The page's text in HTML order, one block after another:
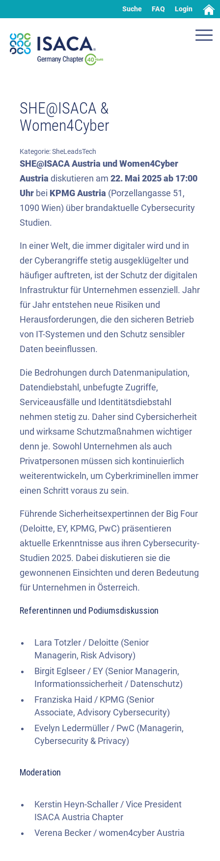
Suche FAQ Login
SHE@ISACA &
Women4Cyber
Kategorie:SheLeadsTech
SHE@ISACA Austria und Women4Cyber
Austria diskutieren am 22. Mai 2025 ab 17:00
Uhr bei KPMG Austria (Porzellangasse 51,
1090 Wien) über brandaktuelle Cybersecurity
Studien.
In einer Welt, die immer digitaler wird und in
der Cyberangriffe stetig ausgeklügelter und
häufiger auftreten, ist der Schutz der digitalen
Infrastruktur für Unternehmen essenziell. Jahr
für Jahr entstehen neue Risiken und
Herausforderungen, die den sicheren Betrieb
von IT-Systemen und den Schutz sensibler
Daten beeinflussen.
Die Bedrohungen durch Datenmanipulation,
Datendiebstahl, unbefugte Zugriffe,
Serviceausfälle und Identitätsdiebstahl
nehmen stetig zu. Daher sind Cybersicherheit
und wirksame Schutzmaßnahmen wichtiger
denn je. Sowohl Unternehmen als auch
Privatpersonen müssen sich kontinuierlich
weiterentwickeln, um Cyberkriminellen immer
einen Schritt voraus zu sein.
Führende Sicherheitsexpertinnen der Big Four
(Deloitte, EY, KPMG, PwC) präsentieren
aktuelle Erkenntnisse aus ihren Cybersecurity-
Studien 2025. Dabei diskutieren sie die
gewonnenen Einsichten und deren Bedeutung
für Unternehmen in Österreich.
Referentinnen und Podiumsdiskussion
Lara Totzler / Deloitte (Senior
Managerin, Risk Advisory)
Birgit Eglseer / EY (Senior Managerin,
Informationssicherheit / Datenschutz)
Franziska Haid / KPMG (Senior
Associate, Advisory Cybersecurity)
Evelyn Ledermüller / PwC (Managerin,
Cybersecurity & Privacy)
Moderation
Kerstin Heyn-Schaller / Vice President
ISACA Austria Chapter
Verena Becker / women4cyber Austria